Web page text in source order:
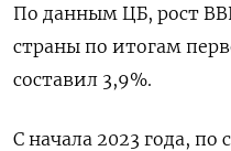
По данным ЦБ, рост
страны по итогам
составил 3,9%.
С начала 2023 года,